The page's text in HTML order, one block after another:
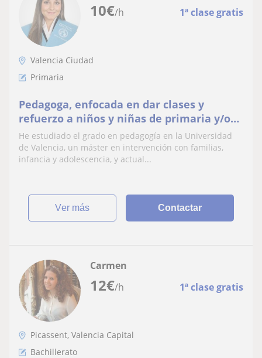
10€/h 1ª clase gratis
Valencia Ciudad
Primaria
Pedagoga, enfocada en dar clases y
refuerzo a niños y niñas de primaria y/o
con necesidades educativas especiales
He estudiado el grado en pedagogía en la Universidad
de Valencia, un máster en intervención con familias,
infancia y adolescencia, y actual...
ver más Contactar
12€/h 1ª clase gratis
Carmen
Picassent, Valencia Capital
Bachillerato